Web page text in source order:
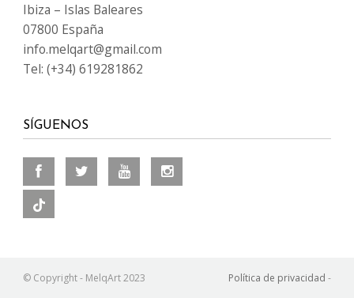
Ibiza – Islas Baleares
07800 España
info.melqart@gmail.com
Tel: (+34) 619281862
SÍGUENOS
© Copyright - MelqArt 2023 Política de privacidad -